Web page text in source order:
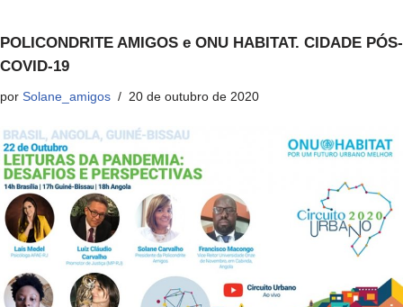
POLICONDRITE AMIGOS e ONU HABITAT. CIDADE PÓS-
COVID-19
por Solane_amigos 20 de outubro de 2020